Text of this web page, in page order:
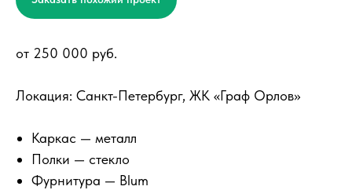
от 250 000 руб.
Локация: Санкт-Петербург, ЖК «Граф Орлов»
Каркас — металл
Полки — стекло
Фурнитура — Blum